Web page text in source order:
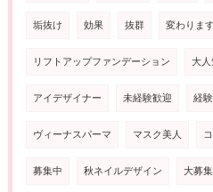
垢抜け 効果 抜群 変わりま
リフトアップファンデーション 大
アイデザイナー 未経験歓迎 経
ヴィーナスパーマ マスク美人
募集中 秋ネイルデザイン 大募集